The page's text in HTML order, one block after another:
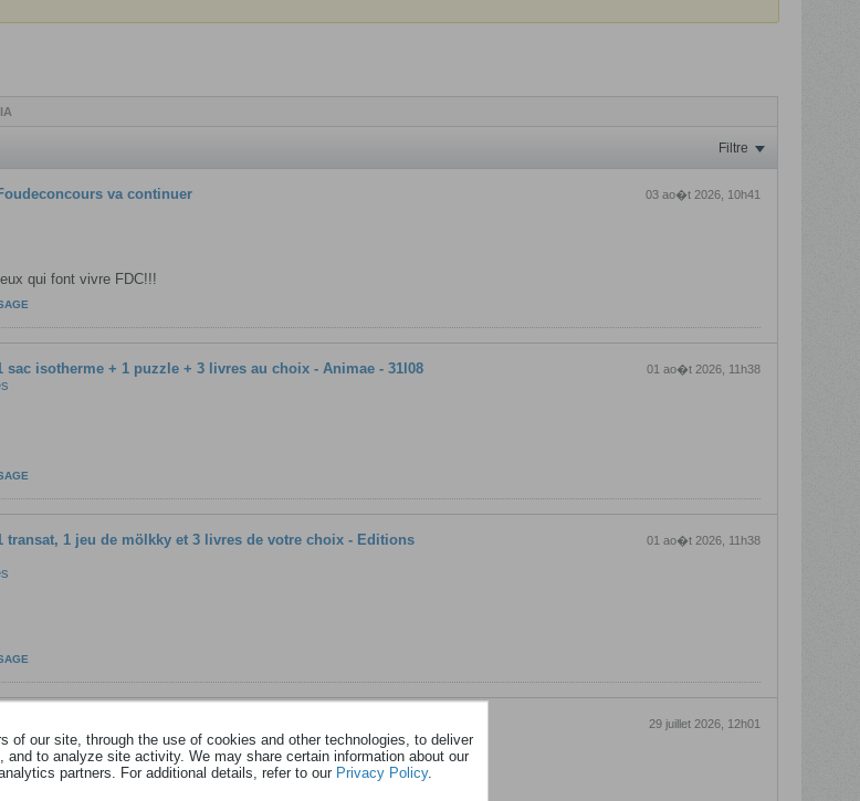
Filtre
va continuer
03 ao�t 2026, 10h41
qui font vivre FDC!!!
sac isotherme + 1 puzzle + 3 livres au choix - Animae - 31l08
01 ao�t 2026, 11h38
transat, 1 jeu de mölkky et 3 livres de votre choix - Editions
01 ao�t 2026, 11h38
29 juillet 2026, 12h01
of our site, through the use of cookies and other technologies, to deliver
and to analyze site activity. We may share certain information about our
partners. For additional details, refer to our Privacy Policy.